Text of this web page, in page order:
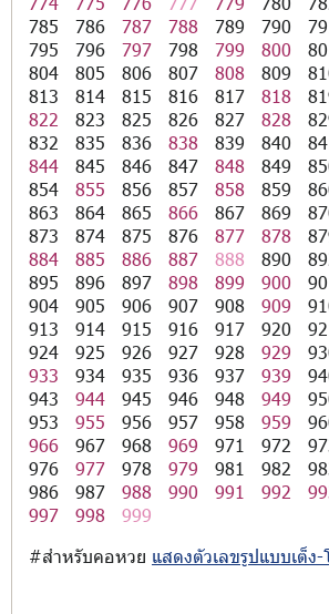
785
786 787 788 789 790
795
796 797 798 799 800
804
805 806 807 808 809
813
814 815 816 817 818
822
823 825 826 827 828
832
835 836 838 839 840
844
845 846 847 848 849
854
855 856 857 858 859
863
864 865 866 867 869
873
874 875 876 877 878
884
885 886 887 888 890
895
896 897 898 899 900
904
905 906 907 908 909
913
914 915 916 917 920
924
925 926 927 928 929
933
934 935 936 937 939
943
944 945 946 948 949
953
955 956 957 958 959
966
967 968 969 971 972
976
977 978 979 981 982
986
987 988 990 991 992
997
998
999
#สำหรับคอหวย แสดงตัวเลขรูปแบบเต็ง-